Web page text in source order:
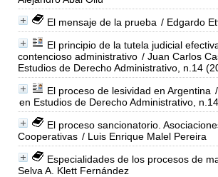
El mensaje de la prueba / Edgardo
El principio de la tutela judicial
contencioso administrativo / Juan Carlos
Estudios de Derecho Administrativo, n.14
El proceso de lesividad en Argentina
en Estudios de Derecho Administrativo,
El proceso sancionatorio.
Cooperativas / Luis Enrique Malel Pereira
Especialidades de los procesos de
Selva A. Klett Fernández